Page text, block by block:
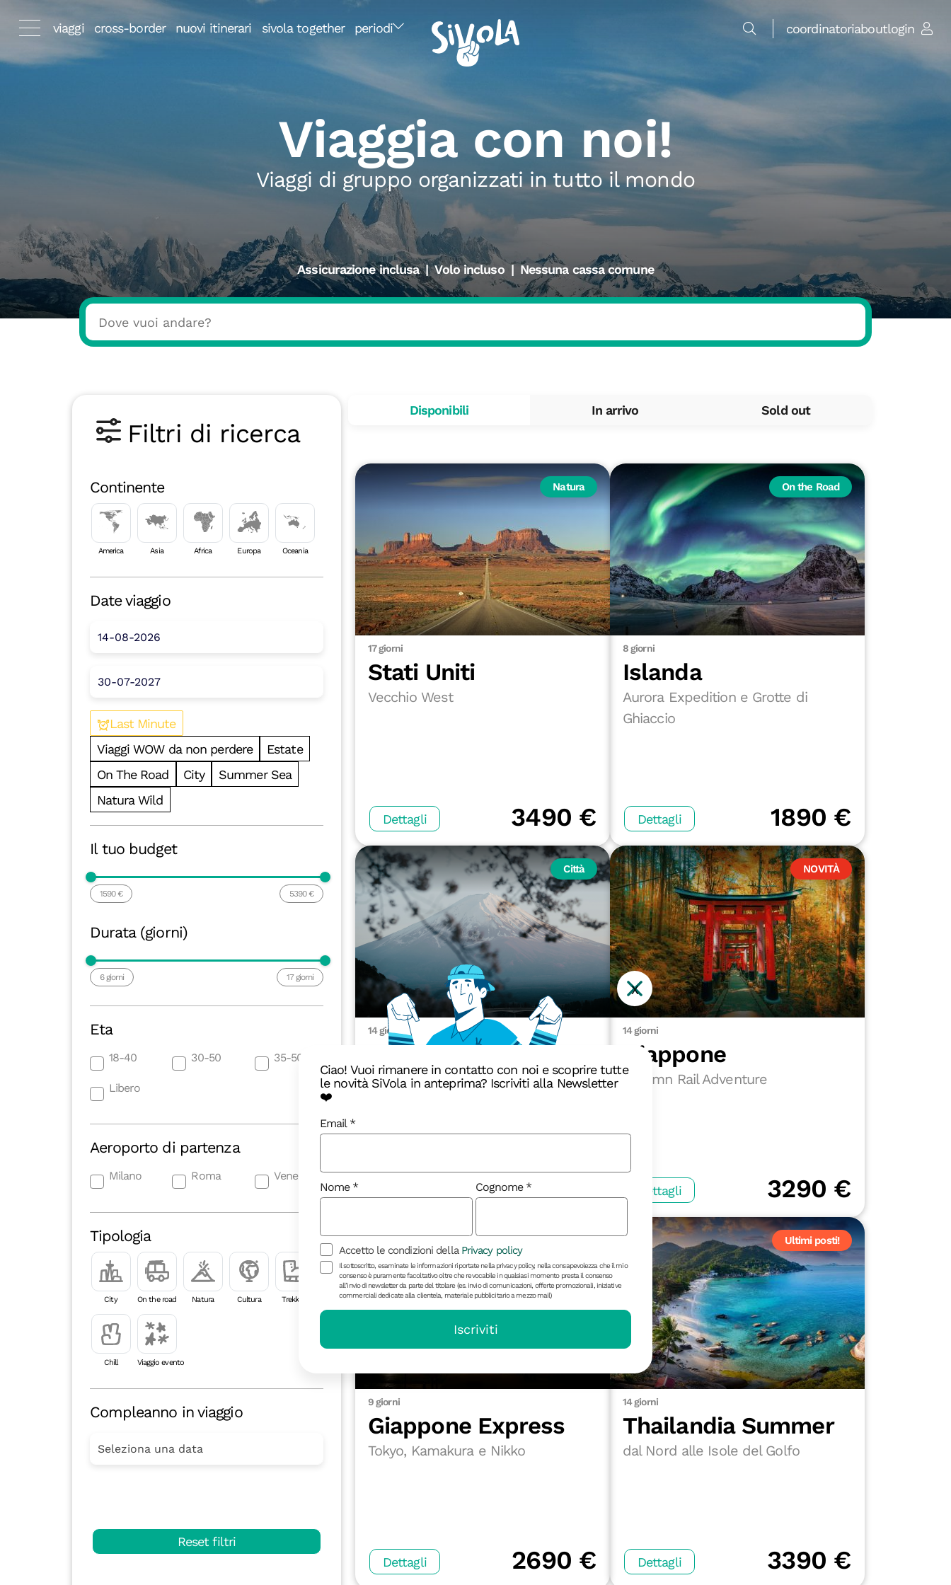
viaggi cross-border nuovi itinerari sivola together periodi coordinatoriaboutlogin
Viaggia con noi!
Viaggi di gruppo organizzati in tutto il mondo
Assicurazione inclusa | Volo incluso | Nessuna cassa comune
Filtri di ricerca
Continente
America Asia Africa Europa Oceania
Date viaggio
Last Minute
Viaggi WOW da non perdere
Estate
On The Road
City
Summer Sea
Natura Wild
Il tuo budget
1590 5390
Durata (giorni)
6 17
Eta
18-40 30-50 35-50
Libero
Aeroporto di partenza
Milano Roma Venezia
Tipologia
City On the road Natura Cultura Trekking
Chill Viaggio evento
Compleanno in viaggio
Reset filtri
Disponibili In arrivo Sold out
Natura
17 giorni
Stati Uniti
Vecchio West
Dettagli 3490 €
On the Road
8 giorni
Islanda
Aurora Expedition e Grotte di
Ghiaccio
Dettagli 1890 €
Città
14 giorni
Giappone Winter:
Rail Adventure
3290 €
NOVITÀ
14 giorni
Giappone
Autumn Rail Adventure
Dettagli 3290 €
Ultimi posti!
9 giorni
Giappone Express
Tokyo, Kamakura e Nikko
Dettagli 2690 €
Ultimi posti!
14 giorni
Thailandia Summer
dal Nord alle Isole del Golfo
Dettagli 3390 €
X
Ciao! Vuoi rimanere in contatto con noi e scoprire tutte
le novità SiVola in anteprima? Iscriviti alla Newsletter
❤️
Email
Nome Cognome
Accetto le condizioni della Privacy policy
Il sottoscritto, esaminate le informazioni riportate nella privacy policy, nella consapevolezza che il mio
consenso è puramente facoltativo oltre che revocabile in qualsiasi momento presta il consenso
all’invio di newsletter da parte del titolare (es. invio di comunicazioni, offerte promozionali, iniziative
commerciali dedicate alla clientela, materiale pubblicitario a mezzo mail)
Iscriviti